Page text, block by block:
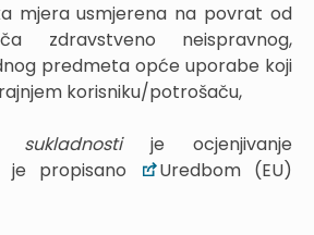
mjera usmjerena na povrat od
zdravstveno neispravnog,
predmeta opće uporabe koji
korisniku/potrošaču,
sukladnosti je ocjenjivanje
je propisano
Uredbom (EU)